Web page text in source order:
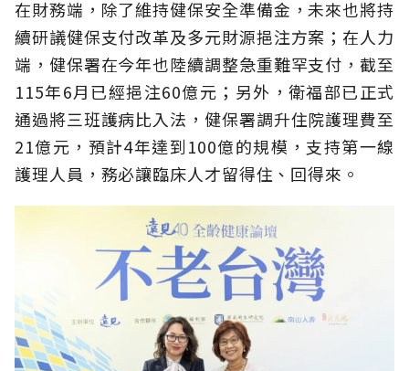
在財務端，除了維持健保安全準備金，未來也將持
續研議健保支付改革及多元財源挹注方案；在人力
端，健保署在今年也陸續調整急重難罕支付，截至
115年6月已經挹注60億元；另外，衛福部已正式
通過將三班護病比入法，健保署調升住院護理費至
21億元，預計4年達到100億的規模，支持第一線
護理人員，務必讓臨床人才留得住、回得來。